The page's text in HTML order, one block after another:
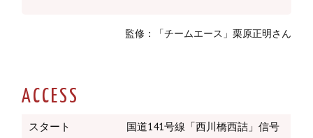
監修：「チームエース」栗原正明さん
ACCESS
スタート
国道141号線「西川橋西詰」信号